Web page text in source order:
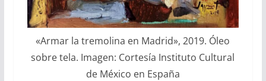
«Armar la tremolina en Madrid», 2019. Óleo
sobre tela. Imagen: Cortesía Instituto Cultural
de México en España